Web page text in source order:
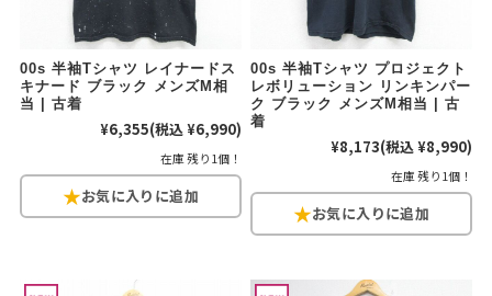
00s 半袖Tシャツ レイナードス
キナード ブラック メンズM相
当 | 古着
¥6,355(税込 ¥6,990)
在庫 残り1個！
00s 半袖Tシャツ プロジェクト
レボリューション リンキンパー
ク ブラック メンズM相当 | 古
着
¥8,173(税込 ¥8,990)
在庫 残り1個！